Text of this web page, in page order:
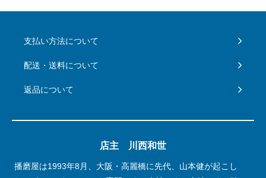
支払い方法について
配送・送料について
返品について
店主 川西和世
播磨屋は1993年8月、大阪・高麗橋に先代、山本健が起こし